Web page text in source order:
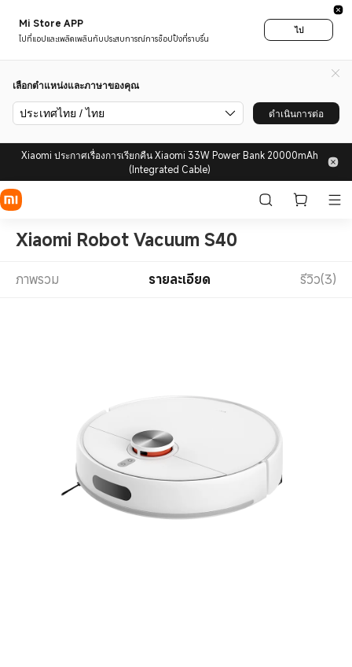
Mi Store APP
ไปที่แอปและเพลิดเพลินกับประสบการณ์การช็อปปิ้งที่ราบรื่น
ไป
เลือกตำแหน่งและภาษาของคุณ
ประเทศไทย / ไทย ดำเนินการต่อ
Xiaomi ประกาศเรื่องการเรียกคืน Xiaomi 33W Power Bank 20000mAh
(Integrated Cable)
Xiaomi Robot Vacuum S40
ภาพรวม รายละเอียด รีวิว(3)